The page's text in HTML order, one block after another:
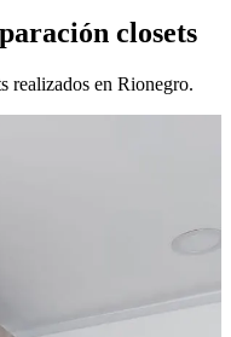
closets
realizados en Rionegro.